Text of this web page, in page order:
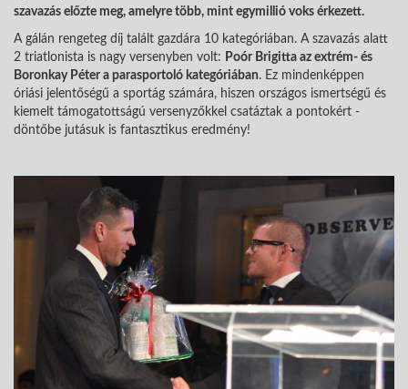
szavazás előzte meg, amelyre több, mint egymillió voks érkezett.
A gálán rengeteg díj talált gazdára 10 kategóriában. A szavazás alatt
2 triatlonista is nagy versenyben volt: Poór Brigitta az extrém- és
Boronkay Péter a parasportoló kategóriában. Ez mindenképpen
óriási jelentőségű a sportág számára, hiszen országos ismertségű és
kiemelt támogatottságú versenyzőkkel csatáztak a pontokért -
döntőbe jutásuk is fantasztikus eredmény!